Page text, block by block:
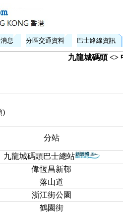
息 分區交通資料 巴士路線資訊
九龍城碼頭 <>
)
分站
九龍城碼頭巴士總站
偉恆昌新邨
落山道
浙江街公園
鶴園街